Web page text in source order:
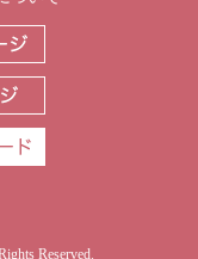
Reserved.